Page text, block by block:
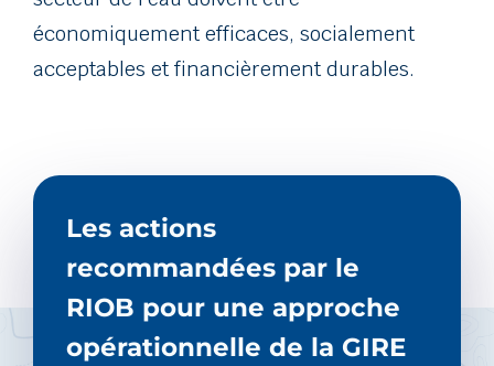
économiquement efficaces, socialement
acceptables et financièrement durables.
Les actions
recommandées par le
RIOB pour une approche
opérationnelle de la GIRE